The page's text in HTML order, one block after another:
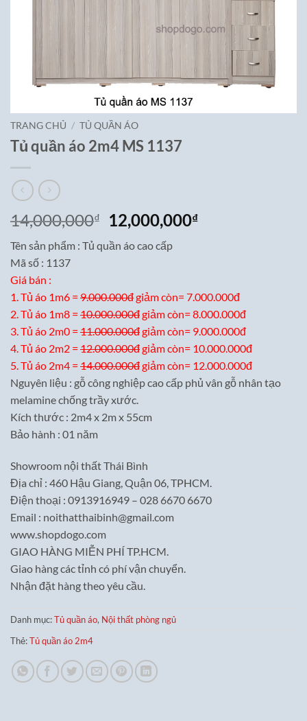
TRANG CHỦ / TỦ QUẦN ÁO
Tủ quần áo 2m4 MS 1137
14,000,000₫
Giá
gốc
là:
12,000,000₫Giá
Tên sản phẩm : Tủ quần áo cao cấp
Mã số : 1137
Giá bán :
1. Tủ áo 1m6 = 9.000.000đgiảm còn= 7.000.000đ
2. Tủ áo 1m8 = 10.000.000đgiảm còn= 8.000.000đ
3. Tủ áo 2m0 = 11.000.000đgiảm còn= 9.000.000đ
4. Tủ áo 2m2 = 12.000.000đgiảm còn= 10.000.000đ
5. Tủ áo 2m4 = 14.000.000đgiảm còn= 12.000.000đ
Nguyên liệu : gỗ công nghiệp cao cấp phủ vân gỗ nhân tạo
melamine chống trầy xước.
Kích thước : 2m4 x 2m x 55cm
Bảo hành : 01 năm
Showroom nội thất Thái Bình
Địa chỉ : 460 Hậu Giang, Quận 06, TPHCM.
Điện thoại : 0913916949 – 028 6670 6670
Email : noithatthaibinh@gmail.com
www.shopdogo.com
GIAO HÀNG MIỄN PHÍ TP.HCM.
Giao hàng các tỉnh có phí vận chuyển.
Nhận đặt hàng theo yêu cầu.
Danh mục:Tủ quần áo, Nội thất phòng ngủ
Thẻ:Tủ quần áo 2m4